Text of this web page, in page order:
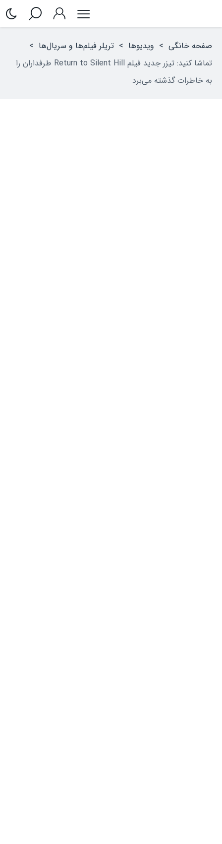
صفحه خانگی > ویدیوها > تریلر فیلم‌ها و سریال‌ها >
تماشا کنید: تیزر جدید فیلم Return to Silent Hill طرفداران را
به خاطرات گذشته می‌برد